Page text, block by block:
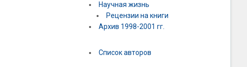
Научная жизнь
Рецензии на книги
Архив 1998-2001 гг.
Список авторов